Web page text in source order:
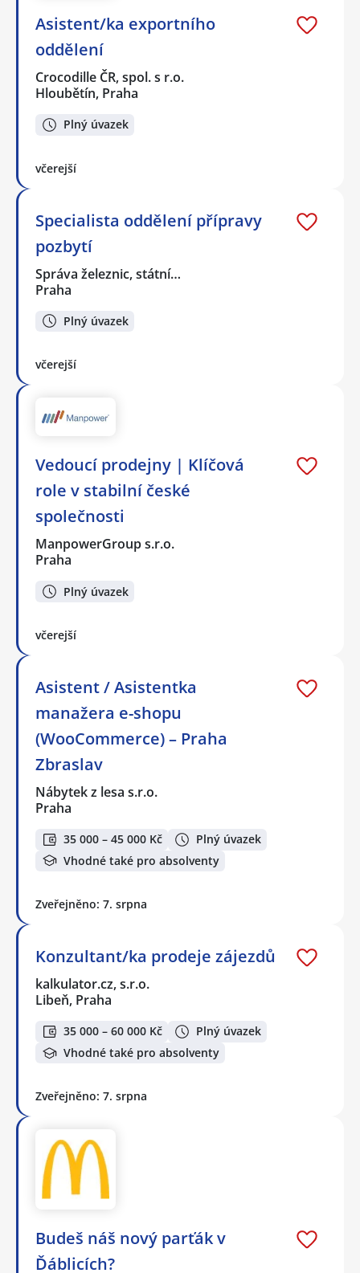
Asistent/ka exportního
oddělení
Crocodille ČR, spol. s r.o.
Hloubětín, Praha
Plný úvazek
včerejší
Specialista oddělení přípravy
pozbytí
Správa železnic, státní…
Praha
Plný úvazek
včerejší
Vedoucí prodejny | Klíčová
role v stabilní české
společnosti
ManpowerGroup s.r.o.
Praha
Plný úvazek
včerejší
Asistent / Asistentka
manažera e-shopu
(WooCommerce) – Praha
Zbraslav
Nábytek z lesa s.r.o.
Praha
35 000 – 45 000 Kč
Plný úvazek
Vhodné také pro absolventy
Zveřejněno: 7. srpna
Konzultant/ka prodeje zájezdů
kalkulator.cz, s.r.o.
Libeň, Praha
35 000 – 60 000 Kč
Plný úvazek
Vhodné také pro absolventy
Zveřejněno: 7. srpna
Budeš náš nový parťák v
Ďáblicích?